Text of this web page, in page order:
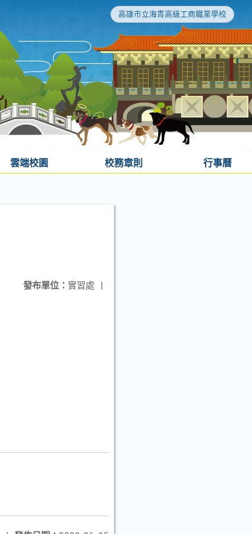
高雄市立海青高級工商職業學校
雲端校園 校務章則 行事曆
發布單位： 實習處 |